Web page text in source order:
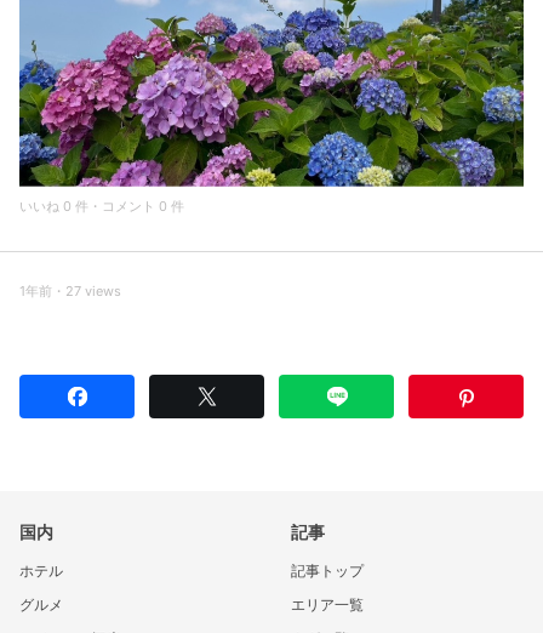
いいね 0 件・コメント 0 件
1年前・27 views
国内
ホテル
グルメ
記事
記事トップ
エリア一覧